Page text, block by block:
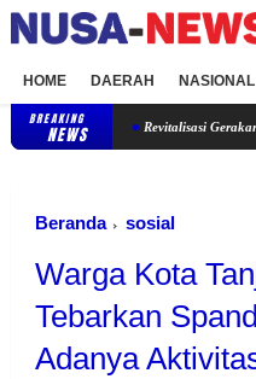
HOME DAERAH NASIONAL
BREAKING
NEWS
Revitalisasi Gerakan Dakwah
Beranda sosial
Warga Kota
Tebarkan
Adanya